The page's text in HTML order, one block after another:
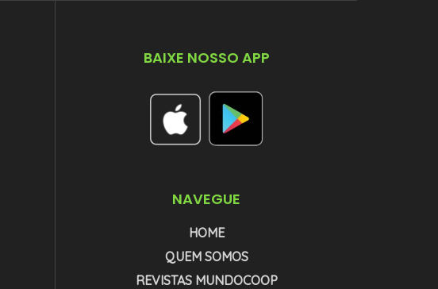
BAIXE NOSSO APP
NAVEGUE
HOME
QUEM SOMOS
REVISTAS MUNDOCOOP